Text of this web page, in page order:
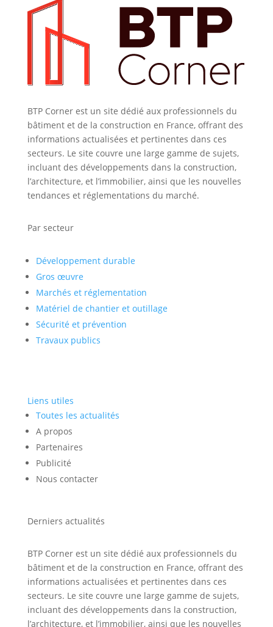
BTP Corner est un site dédié aux professionnels du
bâtiment et de la construction en France, offrant des
informations actualisées et pertinentes dans ces
secteurs. Le site couvre une large gamme de sujets,
incluant des développements dans la construction,
l’architecture, et l’immobilier, ainsi que les nouvelles
tendances et réglementations du marché.
Par secteur
Développement durable
Gros œuvre
Marchés et réglementation
Matériel de chantier et outillage
Sécurité et prévention
Travaux publics
Liens utiles
Toutes les actualités
A propos
Partenaires
Publicité
Nous contacter
Derniers actualités
BTP Corner est un site dédié aux professionnels du
bâtiment et de la construction en France, offrant des
informations actualisées et pertinentes dans ces
secteurs. Le site couvre une large gamme de sujets,
incluant des développements dans la construction,
l’architecture, et l’immobilier, ainsi que les nouvelles